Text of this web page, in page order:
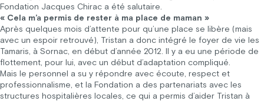
Fondation Jacques Chirac a été salutaire.
« Cela m’a permis de rester à ma place de maman »
Après quelques mois d’attente pour qu’une place se libère (mais
avec un espoir retrouvé), Tristan a donc intégré le foyer de vie les
Tamaris, à Sornac, en début d’année 2012. Il y a eu une période de
flottement, pour lui, avec un début d’adaptation compliqué.
Mais le personnel a su y répondre avec écoute, respect et
professionnalisme, et la Fondation a des partenariats avec les
structures hospitalières locales, ce qui a permis d’aider Tristan à